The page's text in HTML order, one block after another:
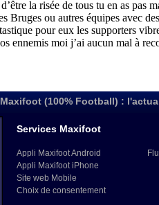
Maxifoot (100% Football) :
Services Maxifoot
Appli Maxifoot Android
Appli Maxifoot iPhone
Site web Mobile
Choix de consentement